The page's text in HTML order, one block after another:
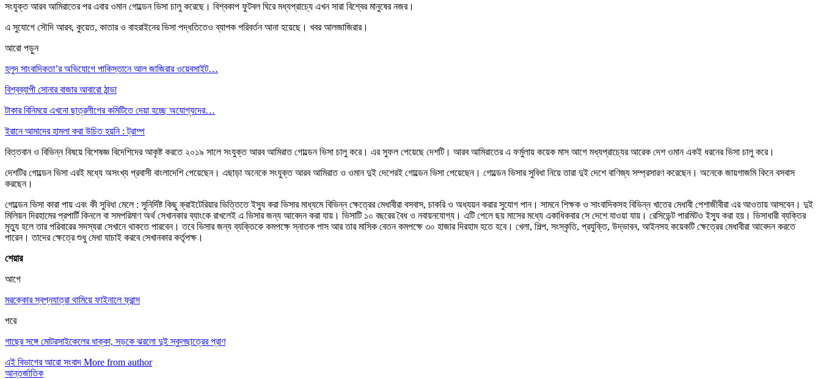
সংযুক্ত আরব আমিরাতের পর এবার ওমান গোল্ডেন ভিসা চালু করেছে। বিশ্বকাপ ফুটবল ঘিরে মধ্যপ্রাচ্যে এখন সারা বিশ্বের মানুষের নজর।
এ সুযোগে সৌদি আরব, কুয়েত, কাতার ও বাহরাইনের ভিসা পদ্ধতিতেও ব্যাপক পরিবর্তন আনা হয়েছে। খবর আলজাজিরার।
আরো পড়ুন
হলুদ সাংবাদিকতা’র অভিযোগে পাকিস্তানে আল জাজিরার ওয়েবসাইট…
বিশ্বব্যাপী সোনার বাজার আবারো ঠান্ডা
টাকার বিনিময়ে এখনো ছাত্রলীগের কমিটিতে দেয়া হচ্ছে অযোগ্যদের…
ইরানে আমাদের হামলা করা উচিত হয়নি : ট্রাম্প
বিত্তবান ও বিভিন্ন বিষয়ে বিশেষজ্ঞ বিদেশিদের আকৃষ্ট করতে ২০১৯ সালে সংযুক্ত আরব আমিরাত গোল্ডেন ভিসা চালু করে। এর সুফল পেয়েছে দেশটি। আরব আমিরাতের এ ফর্মুলায় কয়েক মাস আগে মধ্যপ্রাচ্যের আরেক দেশ ওমান একই ধরনের ভিসা চালু করে।
দেশটির গোল্ডেন ভিসা এরই মধ্যে অসংখ্য প্রবাসী বাংলাদেশি পেয়েছেন। এছাড়া অনেকে সংযুক্ত আরব আমিরাত ও ওমান দুই দেশেরই গোল্ডেন ভিসা পেয়েছেন। গোল্ডেন ভিসার সুবিধা নিয়ে তারা দুই দেশে বাণিজ্য সম্প্রসারণ করেছেন। অনেকে জায়গাজমি কিনে বসবাস
করছেন।
গোল্ডেন ভিসা কারা পায় এবং কী সুবিধা মেলে : সুনির্দিষ্ট কিছু ক্রাইটেরিয়ার ভিত্তিতে ইস্যু করা ভিসার মাধ্যমে বিভিন্ন ক্ষেত্রের মেধাবীরা বসবাস, চাকরি ও অধ্যয়ন করার সুযোগ পান। সামনে শিক্ষক ও সাংবাদিকসহ বিভিন্ন খাতের মেধাবী পেশাজীবীরা এর আওতায় আসবেন। দুই
মিলিয়ন দিরহামের প্রপার্টি কিনলে বা সমপরিমাণ অর্থ সেখানকার ব্যাংকে রাখলেই এ ভিসার জন্য আবেদন করা যায়। ভিসাটি ১০ বছরের বৈধ ও নবায়নযোগ্য। এটি পেলে ছয় মাসের মধ্যে একাধিকবার সে দেশে যাওয়া যায়। রেসিডেন্ট পারমিটও ইস্যু করা হয়। ভিসাধারী ব্যক্তির
মৃত্যু হলে তার পরিবারের সদস্যরা সেখানে থাকতে পারবেন। তবে ভিসার জন্য ব্যক্তিকে কমপক্ষে স্নাতক পাস আর তার মাসিক বেতন কমপক্ষে ৩০ হাজার দিরহাম হতে হবে। খেলা, শিল্প, সংস্কৃতি, প্রযুক্তি, উদ্ভাবন, আইনসহ কয়েকটি ক্ষেত্রের মেধাবীরা আবেদন করতে
পারেন। তাদের ক্ষেত্রে শুধু মেধা যাচাই করবে সেখানকার কর্তৃপক্ষ।
শেয়ার
আগে
মরক্কোর স্বপ্নযাত্রা থামিয়ে ফাইনালে ফ্রান্স
পরে
গাছের সঙ্গে মোটরসাইকেলের ধাক্কা, সড়কে ঝরলো দুই স্কুলছাত্রের প্রাণ
এই বিভাগের আরো সংবাদ More from author
আন্তর্জাতিক